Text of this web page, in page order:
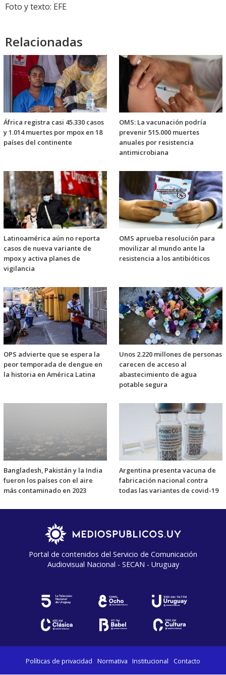
Foto y texto: EFE
Relacionadas
África registra casi 45.330 casos
y 1.014 muertes por mpox en 18
países del continente
OMS: La vacunación podría
prevenir 515.000 muertes
anuales por resistencia
antimicrobiana
Latinoamérica aún no reporta
casos de nueva variante de
mpox y activa planes de
vigilancia
OMS aprueba resolución para
movilizar al mundo ante la
resistencia a los antibióticos
OPS advierte que se espera la
peor temporada de dengue en
la historia en América Latina
Unos 2.220 millones de personas
carecen de acceso al
abastecimiento de agua
potable segura
Bangladesh, Pakistán y la India
fueron los países con el aire
más contaminado en 2023
Argentina presenta vacuna de
fabricación nacional contra
todas las variantes de covid-19
Portal de contenidos del Servicio de Comunicación
Audiovisual Nacional - SECAN - Uruguay
Políticas de privacidad Normativa Institucional Contacto